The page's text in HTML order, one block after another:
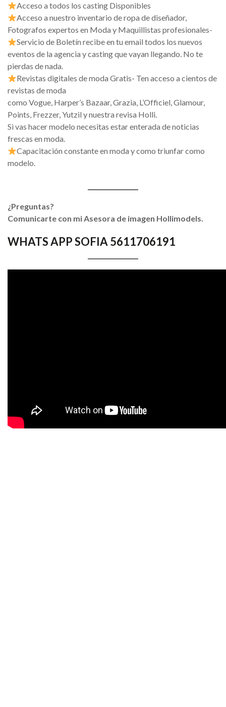
Acceso a todos los casting Disponibles
Acceso a nuestro inventario de ropa de diseñador,
Fotografos expertos en Moda y Maquillistas profesionales-
Servicio de Boletín recibe en tu email todos los nuevos
eventos de la agencia y casting que vayan llegando. No te
pierdas de nada.
Revistas digitales de moda Gratis- Ten acceso a cientos de
revistas de moda
como Vogue, Harper’s Bazaar, Grazia, L’Officiel, Glamour,
Points, Frezzer, Yutzil y nuestra revisa Holli.
Si vas hacer modelo necesitas estar enterada de noticias
frescas en moda.
Capacitación constante en moda y como triunfar como
modelo.
¿Preguntas?
Comunicarte con mi Asesora de imagen Hollimodels.
WHATS APP SOFIA 5611706191